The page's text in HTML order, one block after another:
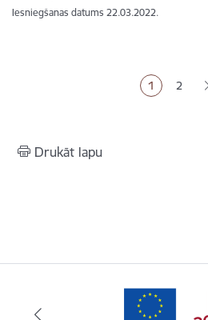
Iesniegšanas datums 22.03.2022.
Pašreizējā
1 Lapa
2
Drukāt lapu